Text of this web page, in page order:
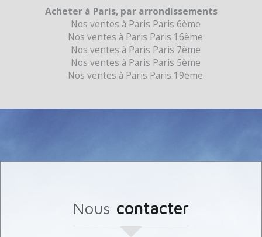
Acheter à Paris, par arrondissements
Nos ventes à Paris Paris 6ème
Nos ventes à Paris Paris 16ème
Nos ventes à Paris Paris 7ème
Nos ventes à Paris Paris 5ème
Nos ventes à Paris Paris 19ème
nous contacter